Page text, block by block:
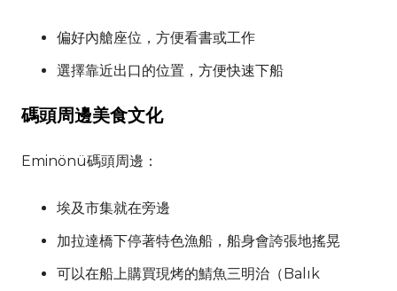
偏好內艙座位，方便看書或工作
選擇靠近出口的位置，方便快速下船
碼頭周邊美食文化
Eminönü碼頭周邊：
埃及市集就在旁邊
加拉達橋下停著特色漁船，船身會誇張地搖晃
可以在船上購買現烤的鯖魚三明治（Balık